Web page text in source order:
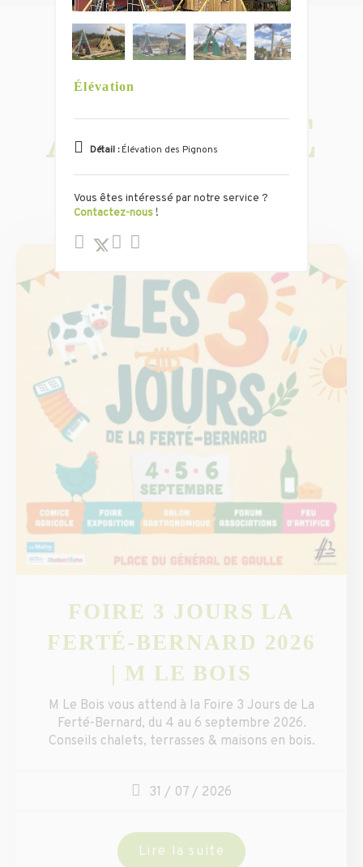
Toutes les actus
À LA UNE
FOIRE 3 JOURS LA
FERTÉ-BERNARD 2026
| M LE BOIS
M Le Bois vous attend à la Foire 3 Jours de La
Ferté-Bernard, du 4 au 6 septembre 2026.
Conseils chalets, terrasses & maisons en bois.
31 / 07 / 2026
Lire la suite
Élévation
Détail :Élévation des Pignons
Vous êtes intéressé par notre service ?
Contactez-nous !